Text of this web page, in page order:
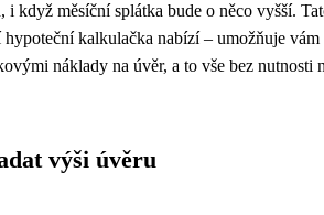
i když měsíční splátka bude o něco vyšší.
kalkulačka nabízí – umožňuje
náklady na úvěr, a to vše bez nutnosti
výši úvěru